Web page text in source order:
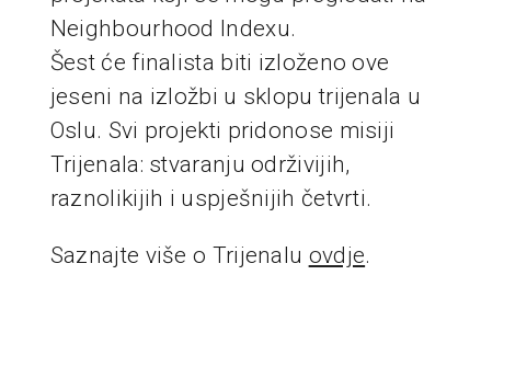
Neighbourhood Indexu.
Šest će finalista biti izloženo ove
jeseni na izložbi u sklopu trijenala u
Oslu. Svi projekti pridonose misiji
Trijenala: stvaranju održivijih,
raznolikijih i uspješnijih četvrti.
Saznajte više o Trijenalu ovdje.